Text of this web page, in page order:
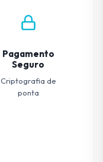
Pagamento
Seguro
Criptografia de
ponta